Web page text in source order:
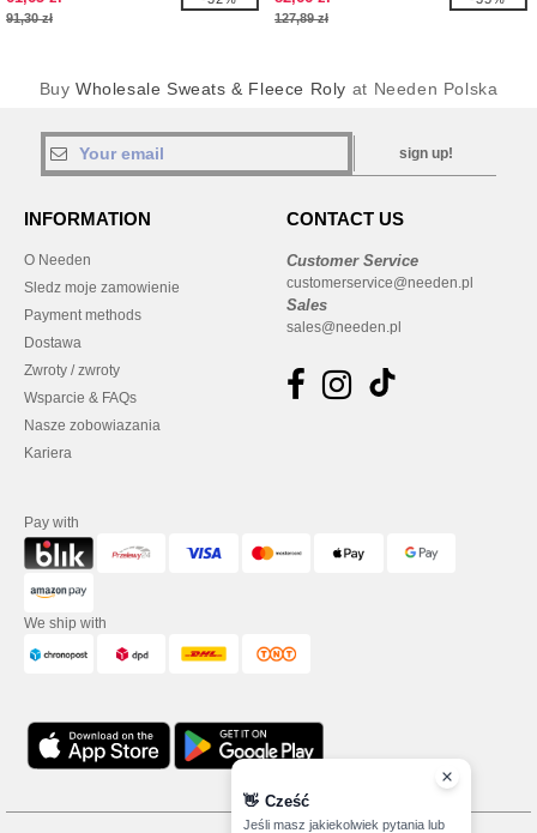
długości
91,30 zł 127,89 zł
BuyWholesale Sweats & Fleece Roly at Needen Polska
sign up!
INFORMATION
O Needen
Sledz moje zamowienie
Payment methods
Dostawa
Zwroty / zwroty
Wsparcie & FAQs
Nasze zobowiazania
Kariera
CONTACT US
Customer Service
customerservice@needen.pl
Sales
sales@needen.pl
Pay with
We ship with
👋 Cześć
Jeśli masz jakiekolwiek pytania lub